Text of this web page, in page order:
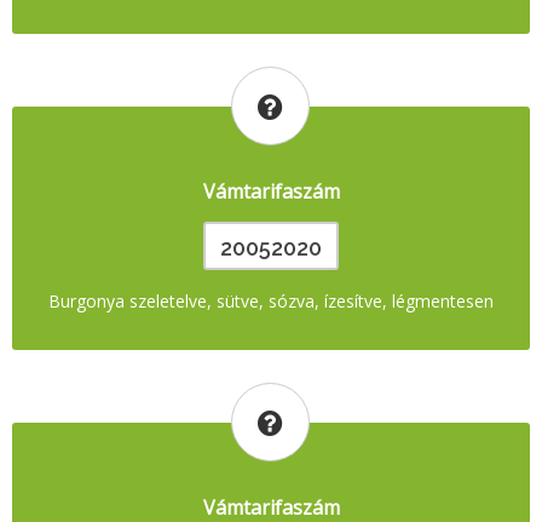
Vámtarifaszám
20052020
Burgonya szeletelve, sütve, sózva, ízesítve, légmentesen
Vámtarifaszám